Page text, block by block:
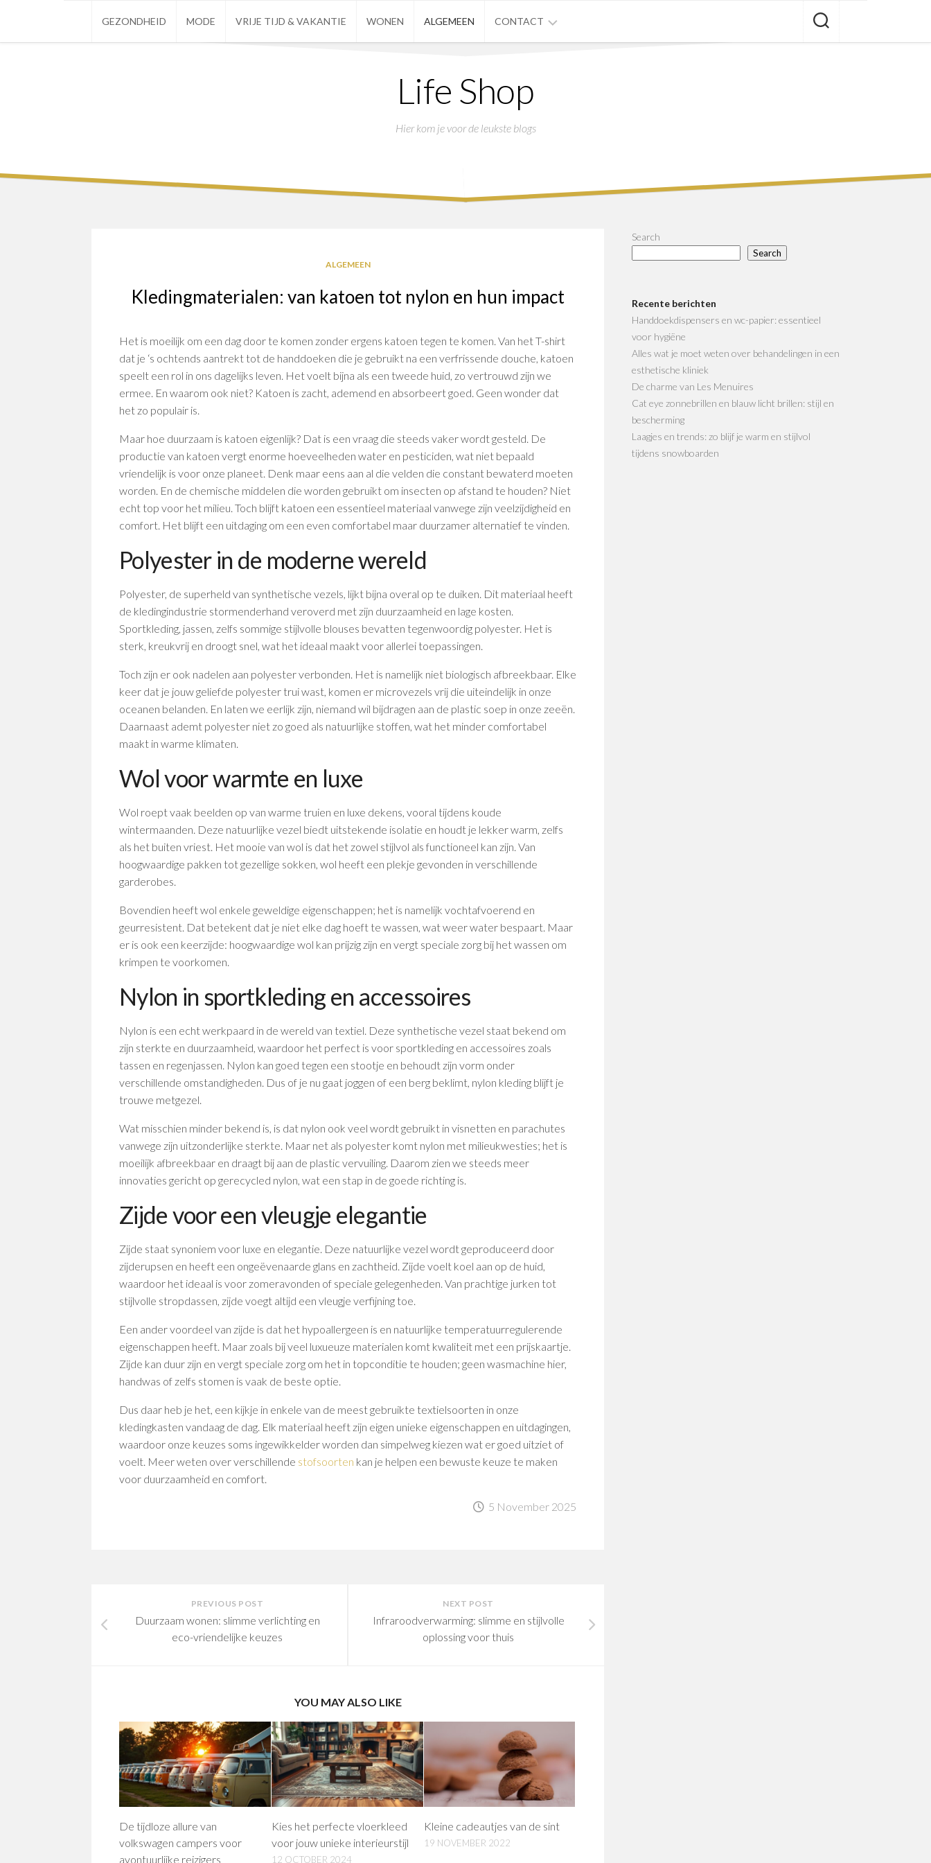
content
GEZONDHEID MODE VRIJE TIJD & VAKANTIE WONEN ALGEMEEN CONTACT
Life Shop
Hier kom je voor de leukste blogs
ALGEMEEN
Kledingmaterialen: van katoen tot nylon en hun impact
Het is moeilijk om een dag door te komen zonder ergens katoen tegen te komen. Van het T-shirt
dat je ‘s ochtends aantrekt tot de handdoeken die je gebruikt na een verfrissende douche, katoen
speelt een rol in ons dagelijks leven. Het voelt bijna als een tweede huid, zo vertrouwd zijn we
ermee. En waarom ook niet? Katoen is zacht, ademend en absorbeert goed. Geen wonder dat
het zo populair is.
Maar hoe duurzaam is katoen eigenlijk? Dat is een vraag die steeds vaker wordt gesteld. De
productie van katoen vergt enorme hoeveelheden water en pesticiden, wat niet bepaald
vriendelijk is voor onze planeet. Denk maar eens aan al die velden die constant bewaterd moeten
worden. En de chemische middelen die worden gebruikt om insecten op afstand te houden? Niet
echt top voor het milieu. Toch blijft katoen een essentieel materiaal vanwege zijn veelzijdigheid en
comfort. Het blijft een uitdaging om een even comfortabel maar duurzamer alternatief te vinden.
Polyester in de moderne wereld
Polyester, de superheld van synthetische vezels, lijkt bijna overal op te duiken. Dit materiaal heeft
de kledingindustrie stormenderhand veroverd met zijn duurzaamheid en lage kosten.
Sportkleding, jassen, zelfs sommige stijlvolle blouses bevatten tegenwoordig polyester. Het is
sterk, kreukvrij en droogt snel, wat het ideaal maakt voor allerlei toepassingen.
Toch zijn er ook nadelen aan polyester verbonden. Het is namelijk niet biologisch afbreekbaar. Elke
keer dat je jouw geliefde polyester trui wast, komen er microvezels vrij die uiteindelijk in onze
oceanen belanden. En laten we eerlijk zijn, niemand wil bijdragen aan de plastic soep in onze zeeën.
Daarnaast ademt polyester niet zo goed als natuurlijke stoffen, wat het minder comfortabel
maakt in warme klimaten.
Wol voor warmte en luxe
Wol roept vaak beelden op van warme truien en luxe dekens, vooral tijdens koude
wintermaanden. Deze natuurlijke vezel biedt uitstekende isolatie en houdt je lekker warm, zelfs
als het buiten vriest. Het mooie van wol is dat het zowel stijlvol als functioneel kan zijn. Van
hoogwaardige pakken tot gezellige sokken, wol heeft een plekje gevonden in verschillende
garderobes.
Bovendien heeft wol enkele geweldige eigenschappen; het is namelijk vochtafvoerend en
geurresistent. Dat betekent dat je niet elke dag hoeft te wassen, wat weer water bespaart. Maar
er is ook een keerzijde: hoogwaardige wol kan prijzig zijn en vergt speciale zorg bij het wassen om
krimpen te voorkomen.
Nylon in sportkleding en accessoires
Nylon is een echt werkpaard in de wereld van textiel. Deze synthetische vezel staat bekend om
zijn sterkte en duurzaamheid, waardoor het perfect is voor sportkleding en accessoires zoals
tassen en regenjassen. Nylon kan goed tegen een stootje en behoudt zijn vorm onder
verschillende omstandigheden. Dus of je nu gaat joggen of een berg beklimt, nylon kleding blijft je
trouwe metgezel.
Wat misschien minder bekend is, is dat nylon ook veel wordt gebruikt in visnetten en parachutes
vanwege zijn uitzonderlijke sterkte. Maar net als polyester komt nylon met milieukwesties; het is
moeilijk afbreekbaar en draagt bij aan de plastic vervuiling. Daarom zien we steeds meer
innovaties gericht op gerecycled nylon, wat een stap in de goede richting is.
Zijde voor een vleugje elegantie
Zijde staat synoniem voor luxe en elegantie. Deze natuurlijke vezel wordt geproduceerd door
zijderupsen en heeft een ongeëvenaarde glans en zachtheid. Zijde voelt koel aan op de huid,
waardoor het ideaal is voor zomeravonden of speciale gelegenheden. Van prachtige jurken tot
stijlvolle stropdassen, zijde voegt altijd een vleugje verfijning toe.
Een ander voordeel van zijde is dat het hypoallergeen is en natuurlijke temperatuurregulerende
eigenschappen heeft. Maar zoals bij veel luxueuze materialen komt kwaliteit met een prijskaartje.
Zijde kan duur zijn en vergt speciale zorg om het in topconditie te houden; geen wasmachine hier,
handwas of zelfs stomen is vaak de beste optie.
Dus daar heb je het, een kijkje in enkele van de meest gebruikte textielsoorten in onze
kledingkasten vandaag de dag. Elk materiaal heeft zijn eigen unieke eigenschappen en uitdagingen,
waardoor onze keuzes soms ingewikkelder worden dan simpelweg kiezen wat er goed uitziet of
voelt. Meer weten over verschillende stofsoorten kan je helpen een bewuste keuze te maken
voor duurzaamheid en comfort.
5 November 2025
NEXT POST
Infraroodverwarming: slimme en stijlvolle
oplossing voor thuis
PREVIOUS POST
Duurzaam wonen: slimme verlichting en
eco-vriendelijke keuzes
YOU MAY ALSO LIKE
De tijdloze allure van
volkswagen campers voor
avontuurlijke reizigers
Kies het perfecte vloerkleed
voor jouw unieke interieurstijl
12 OCTOBER 2024
Kleine cadeautjes van de sint
19 NOVEMBER 2022
Search
Search
Recente berichten
Handdoekdispensers en wc-papier: essentieel
voor hygiëne
Alles wat je moet weten over behandelingen in een
esthetische kliniek
De charme van Les Menuires
Cat eye zonnebrillen en blauw licht brillen: stijl en
bescherming
Laagjes en trends: zo blijf je warm en stijlvol
tijdens snowboarden